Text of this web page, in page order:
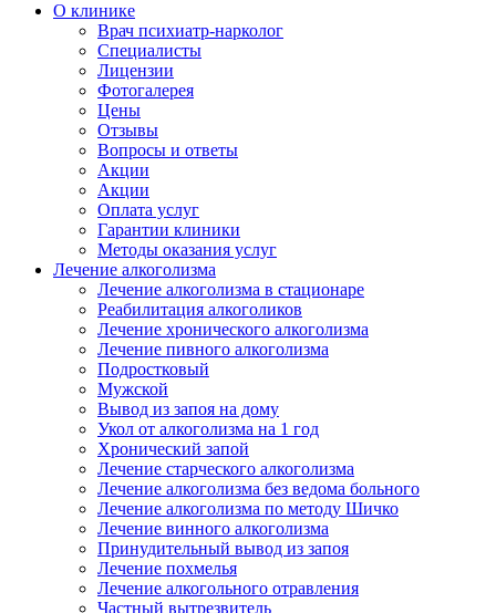
О клинике
Врач психиатр-нарколог
Специалисты
Лицензии
Фотогалерея
Цены
Отзывы
Вопросы и ответы
Акции
Акции
Оплата услуг
Гарантии клиники
Методы оказания услуг
Лечение алкоголизма
Лечение алкоголизма в стационаре
Реабилитация алкоголиков
Лечение хронического алкоголизма
Лечение пивного алкоголизма
Подростковый
Мужской
Вывод из запоя на дому
Укол от алкоголизма на 1 год
Хронический запой
Лечение старческого алкоголизма
Лечение алкоголизма без ведома больного
Лечение алкоголизма по методу Шичко
Лечение винного алкоголизма
Принудительный вывод из запоя
Лечение похмелья
Лечение алкогольного отравления
Частный вытрезвитель